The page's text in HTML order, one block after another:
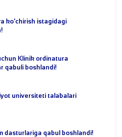
ko'chirish istagidagi
Klinik ordinatura
qabuli boshlandi!
universiteti talabalari
dasturlariga qabul boshlandi!